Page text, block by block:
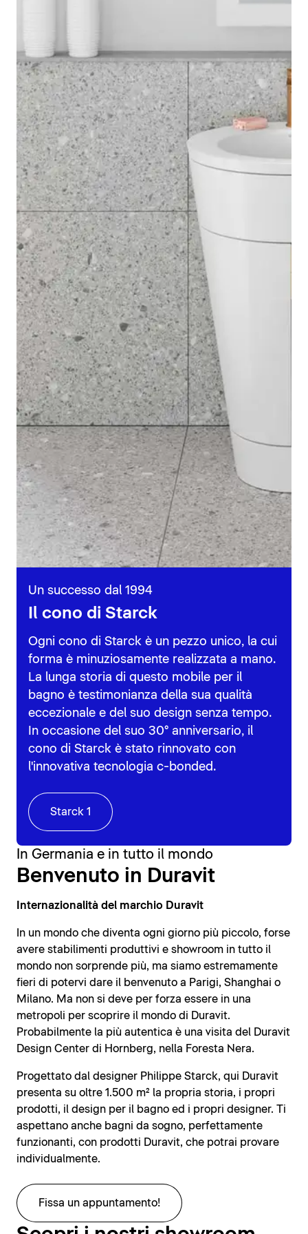
Un successo dal 1994
Il cono di Starck
Ogni cono di Starck è un pezzo unico, la cui
forma è minuziosamente realizzata a mano.
La lunga storia di questo mobile per il
bagno è testimonianza della sua qualità
eccezionale e del suo design senza tempo.
In occasione del suo 30° anniversario, il
cono di Starck è stato rinnovato con
l'innovativa tecnologia c-bonded.
Starck 1
In Germania e in tutto il mondo
Benvenuto in Duravit
Internazionalità del marchio Duravit
In un mondo che diventa ogni giorno più piccolo, forse
avere stabilimenti produttivi e showroom in tutto il
mondo non sorprende più, ma siamo estremamente
fieri di potervi dare il benvenuto a Parigi, Shanghai o
Milano. Ma non si deve per forza essere in una
metropoli per scoprire il mondo di Duravit.
Probabilmente la più autentica è una visita del Duravit
Design Center di Hornberg, nella Foresta Nera.
Progettato dal designer Philippe Starck, qui Duravit
presenta su oltre 1.500 m² la propria storia, i propri
prodotti, il design per il bagno ed i propri designer. Ti
aspettano anche bagni da sogno, perfettamente
funzionanti, con prodotti Duravit, che potrai provare
individualmente.
Fissa un appuntamento!